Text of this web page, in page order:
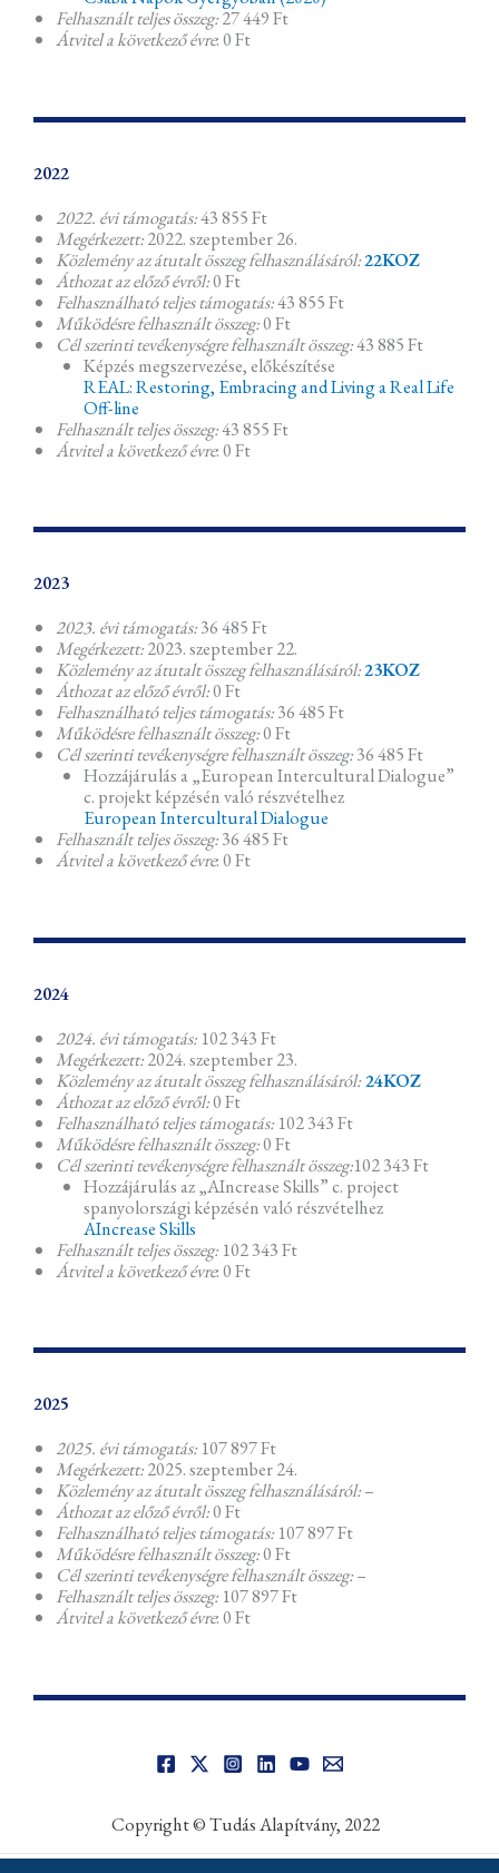
Felhasznált teljes összeg:27 449 Ft
Átvitel a következő évre: 0 Ft
2022
2022. évi támogatás:43 855 Ft
Megérkezett:2022. szeptember 26.
Közlemény az átutalt összeg felhasználásáról:22KOZ
Áthozat az előző évről:0 Ft
Felhasználható teljes támogatás:43 855 Ft
Működésre felhasznált összeg:0 Ft
Cél szerinti tevékenységre felhasznált összeg:43 885 Ft
Képzés megszervezése, előkészítése
REAL: Restoring, Embracing and Living a Real Life
Off-line
Felhasznált teljes összeg:43 855 Ft
Átvitel a következő évre: 0 Ft
2023
2023. évi támogatás:36 485 Ft
Megérkezett:2023. szeptember 22.
Közlemény az átutalt összeg felhasználásáról:23KOZ
Áthozat az előző évről:0 Ft
Felhasználható teljes támogatás:36 485 Ft
Működésre felhasznált összeg:0 Ft
Cél szerinti tevékenységre felhasznált összeg:36 485 Ft
Hozzájárulás a „European Intercultural Dialogue”
c. projekt képzésén való részvételhez
European Intercultural Dialogue
Felhasznált teljes összeg:36 485 Ft
Átvitel a következő évre: 0 Ft
2024
2024. évi támogatás:102 343 Ft
Megérkezett:2024. szeptember 23.
Közlemény az átutalt összeg felhasználásáról:24KOZ
Áthozat az előző évről:0 Ft
Felhasználható teljes támogatás:102 343 Ft
Működésre felhasznált összeg:0 Ft
Cél szerinti tevékenységre felhasznált összeg:102 343 Ft
Hozzájárulás az „AIncrease Skills” c. project
spanyolországi képzésén való részvételhez
AIncrease Skills
Felhasznált teljes összeg:102 343 Ft
Átvitel a következő évre: 0 Ft
2025
2025. évi támogatás:107 897 Ft
Megérkezett:2025. szeptember 24.
Közlemény az átutalt összeg felhasználásáról:–
Áthozat az előző évről:0 Ft
Felhasználható teljes támogatás:107 897 Ft
Működésre felhasznált összeg:0 Ft
Cél szerinti tevékenységre felhasznált összeg:–
Felhasznált teljes összeg:107 897 Ft
Átvitel a következő évre: 0 Ft
Copyright © Tudás Alapítvány, 2022